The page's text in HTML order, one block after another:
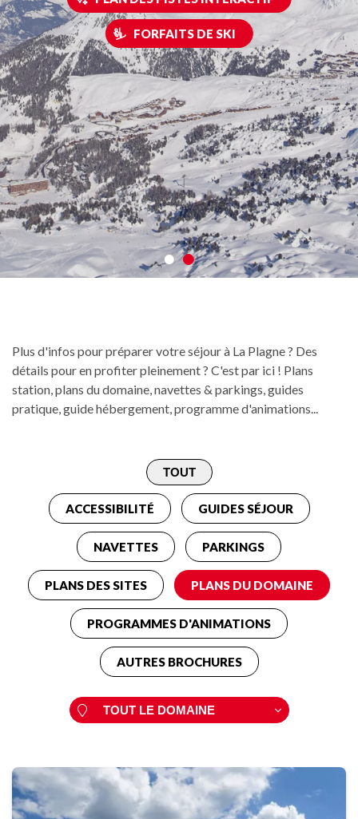
FORFAITS DE SKI
Plus d'infos pour préparer votre séjour à La Plagne ? Des
détails pour en profiter pleinement ? C'est par ici ! Plans
station, plans du domaine, navettes & parkings, guides
pratique, guide hébergement, programme d'animations...
ACCESSIBILITÉ GUIDES SÉJOUR
NAVETTES PARKINGS
PLANS DES SITES PLANS DU DOMAINE
PROGRAMMES D'ANIMATIONS
AUTRES BROCHURES